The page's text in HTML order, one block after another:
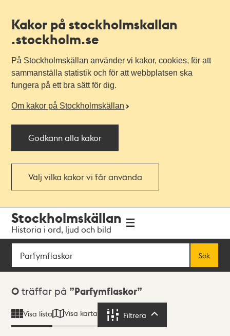
Kakor på stockholmskallan
.stockholm.se
På Stockholmskällan använder vi kakor, cookies, för att
sammanställa statistik och för att webbplatsen ska
fungera på ett bra sätt för dig.
Om kakor på Stockholmskällan
Godkänn alla kakor
Välj vilka kakor vi får använda
navigationen
huvudinnehållet
Stockholmskällan
Historia i ord, ljud och bild
Sök
Sök
Sökresultat
0 träffar på Parfymflaskor
Visa lista Visa karta Filtrera